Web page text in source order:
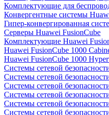
Комплектующие для
Конвергентные системы
Гипер-конвергированная
Серверы Huawei FusionCube
Комплектующие Huawei
Huawei FusionCube 1000
Huawei FusionCube 1000
Системы сетевой
Системы сетевой
Системы сетевой
Системы сетевой
Системы сетевой
Системы сетевой